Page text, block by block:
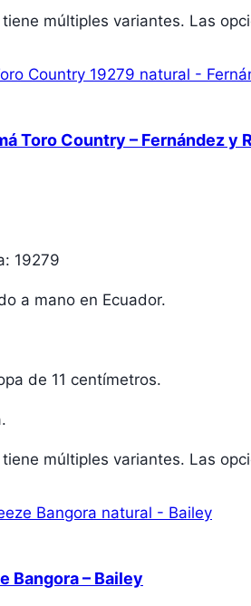
múltiples variantes. Las
Toro Country – Fernández y
19279
a mano en Ecuador.
de 11 centímetros.
múltiples variantes. Las
Bangora – Bailey